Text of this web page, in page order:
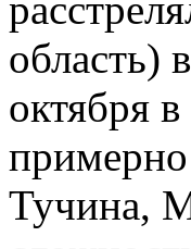
область)
октября
примерно
Тучина,